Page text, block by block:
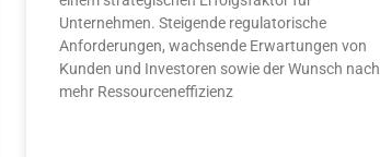
Unternehmen. Steigende regulatorische
Anforderungen, wachsende Erwartungen von
Kunden und Investoren sowie der Wunsch nach
mehr Ressourceneffizienz